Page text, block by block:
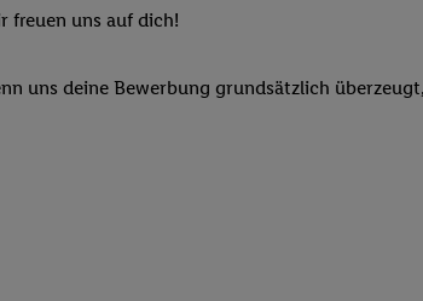
freuen uns auf dich!
uns deine Bewerbung grundsätzlich
benannten Zwecke
Fehlerbehebung, Bereitstellung und
aus unterschiedlichen Quellen,
Werbung. Speichern von